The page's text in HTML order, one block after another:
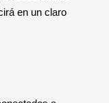
en un claro